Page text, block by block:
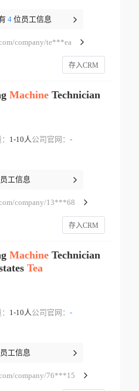
4位员工信息
company/te***ea
存入CRM
MachineTechnician
1-10人公司官网： -
工信息
company/13***68
存入CRM
MachineTechnician
Tea
1-10人公司官网： -
工信息
company/76***15